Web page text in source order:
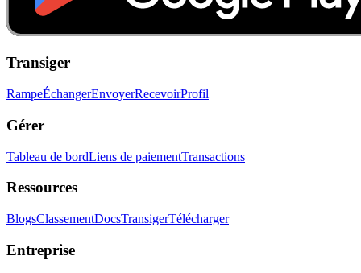
Transiger
RampeÉchangerEnvoyerRecevoirProfil
Gérer
Tableau de bordLiens de paiementTransactions
Ressources
BlogsClassementDocsTransigerTélécharger
Entreprise